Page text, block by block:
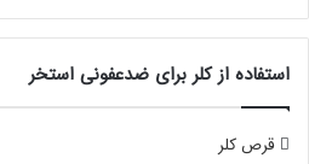
استفاده از کلر برای ضدعفونی استخر
قرص کلر